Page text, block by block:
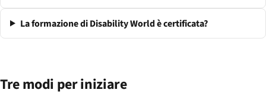
La formazione di Disability World è certificata?
Tre modi per iniziare